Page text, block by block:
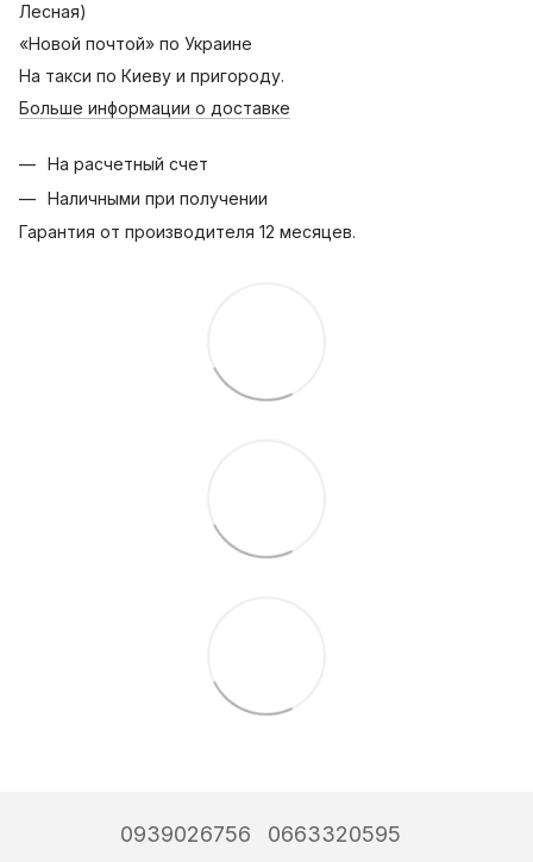
Лесная)
«Новой почтой» по Украине
На такси по Киеву и пригороду.
Больше информации о доставке
На расчетный счет
Наличными при получении
Гарантия от производителя 12 месяцев.
0939026756 0663320595